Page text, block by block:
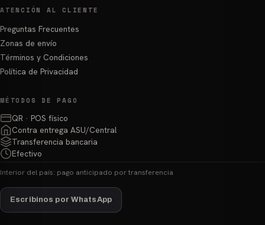
ATENCIÓN AL CLIENTE
Preguntas Frecuentes
Zonas de envío
Términos y Condiciones
Política de Privacidad
MÉTODOS DE PAGO
QR · POS físico
Contra entrega ASU/Central
Transferencia bancaria
Efectivo
Interior del país: pago anticipado por transferencia
Escribinos por WhatsApp